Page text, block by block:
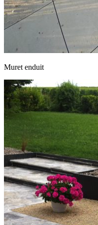
Muret enduit